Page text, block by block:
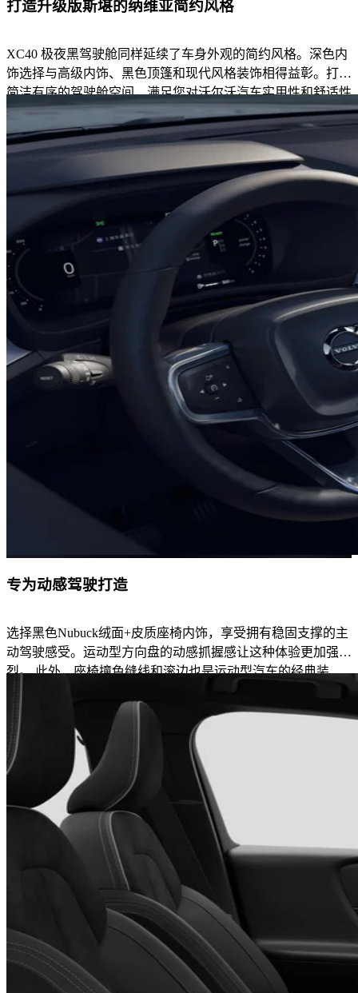
打造升级版斯堪的纳维亚简约风格
XC40 极夜黑驾驶舱同样延续了车身外观的简约风格。深色内
饰选择与高级内饰、黑色顶篷和现代风格装饰相得益彰。打造
简洁有序的驾驶舱空间，满足您对沃尔沃汽车实用性和舒适性
的期待。
专为动感驾驶打造
选择黑色Nubuck绒面+皮质座椅内饰，享受拥有稳固支撑的主
动驾驶感受。运动型方向盘的动感抓握感让这种体验更加强
烈。 此外，座椅撞色缝线和滚边也是运动型汽车的经典装